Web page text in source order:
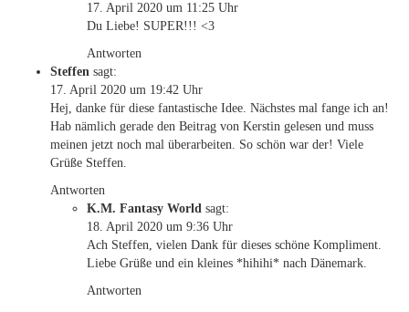
17. April 2020 um 11:25 Uhr
Du Liebe! SUPER!!! <3
Antworten
Steffen sagt:
17. April 2020 um 19:42 Uhr
Hej, danke für diese fantastische Idee. Nächstes mal fange ich an!
Hab nämlich gerade den Beitrag von Kerstin gelesen und muss
meinen jetzt noch mal überarbeiten. So schön war der! Viele
Grüße Steffen.
Antworten
K.M. Fantasy World sagt:
18. April 2020 um 9:36 Uhr
Ach Steffen, vielen Dank für dieses schöne Kompliment.
Liebe Grüße und ein kleines *hihihi* nach Dänemark.
Antworten